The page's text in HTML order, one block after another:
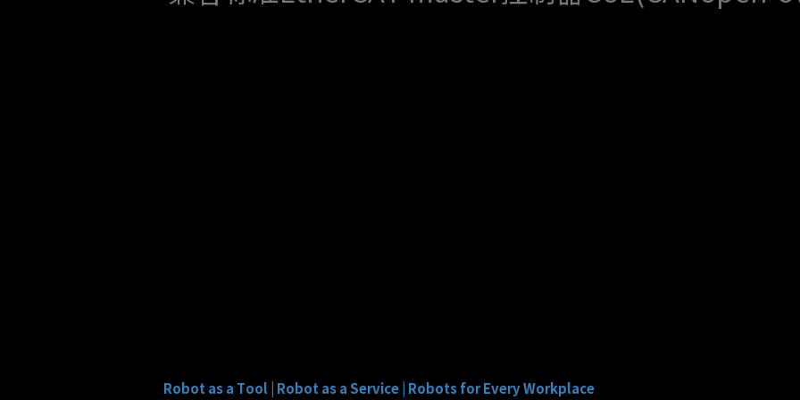
Robot as a Tool | Robot as a Service | Robots for Every Workplace